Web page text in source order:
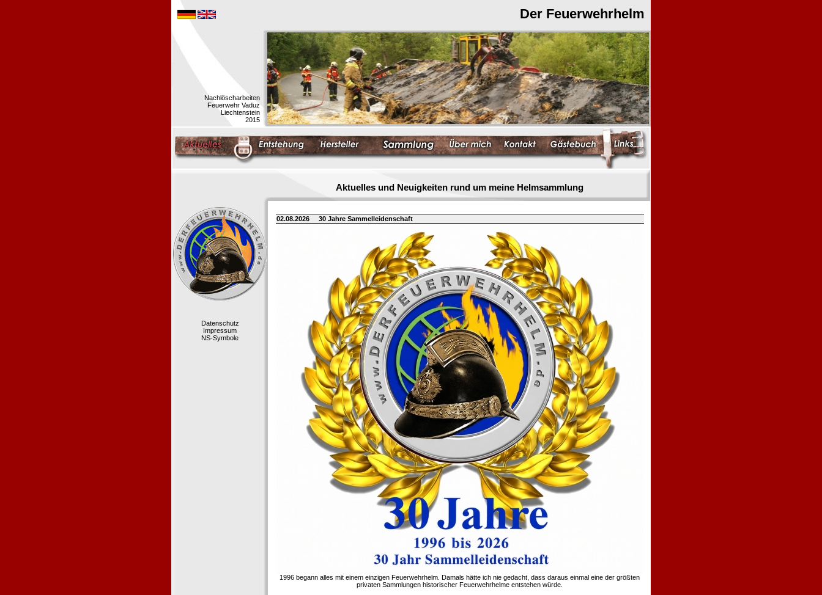
Der Feuerwehrhelm
Nachlöscharbeiten
Feuerwehr Vaduz
Liechtenstein
2015
Aktuelles und Neuigkeiten rund um meine Helmsammlung
Datenschutz
Impressum
NS-Symbole
02.08.2026 30 Jahre Sammelleidenschaft
1996 begann alles mit einem einzigen Feuerwehrhelm. Damals hätte ich nie gedacht, dass daraus einmal eine der größten
privaten Sammlungen historischer Feuerwehrhelme entstehen würde.